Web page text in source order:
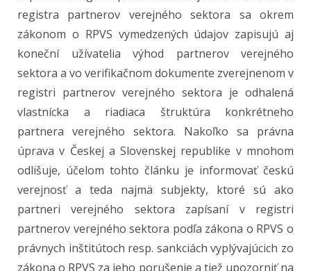
registra partnerov verejného sektora sa okrem
zákonom o RPVS vymedzených údajov zapisujú aj
koneční užívatelia výhod partnerov verejného
sektora a vo verifikačnom dokumente zverejnenom v
registri partnerov verejného sektora je odhalená
vlastnícka a riadiaca štruktúra konkrétneho
partnera verejného sektora. Nakoľko sa právna
úprava v Českej a Slovenskej republike v mnohom
odlišuje, účelom tohto článku je informovať českú
verejnosť a teda najmä subjekty, ktoré sú ako
partneri verejného sektora zapísaní v registri
partnerov verejného sektora podľa zákona o RPVS o
právnych inštitútoch resp. sankciách vyplývajúcich zo
zákona o RPVS za jeho porušenie a tiež upozorniť na